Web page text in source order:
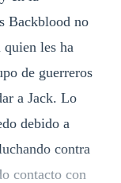
Backblood no
les ha
de guerreros
a Jack. Lo
debido a
contra
contacto con